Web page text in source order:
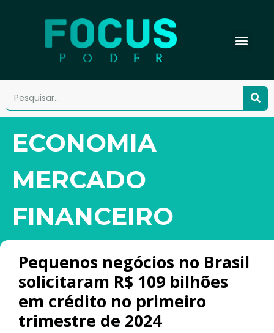
ECONOMIA
MERCADO
FINANCEIRO
Pequenos negócios no Brasil
solicitaram R$ 109 bilhões
em crédito no primeiro
trimestre de 2024